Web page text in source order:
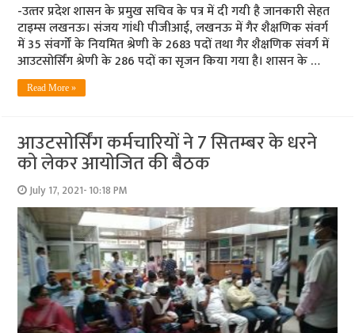
-उत्‍तर प्रदेश शासन के प्रमुख सचिव के पत्र में दी गयी है जानकारी सेहत
टाइम्‍स लखनऊ। संजय गांधी पीजीआई, लखनऊ में गैर शैक्षणिक संवर्ग
में 35 संवर्गों के नियमित श्रेणी के 2683 पदों तथा गैर शै‍क्षणिक संवर्ग में
आउटसोर्सिंग श्रेणी के 286 पदों का सृजन किया गया है। शासन के …
Read More »
आउटसोर्सिंग कर्मचारियों ने 7 सितम्‍बर के धरने
को लेकर आयोजित की बैठक
July 17, 2021- 10:18 PM